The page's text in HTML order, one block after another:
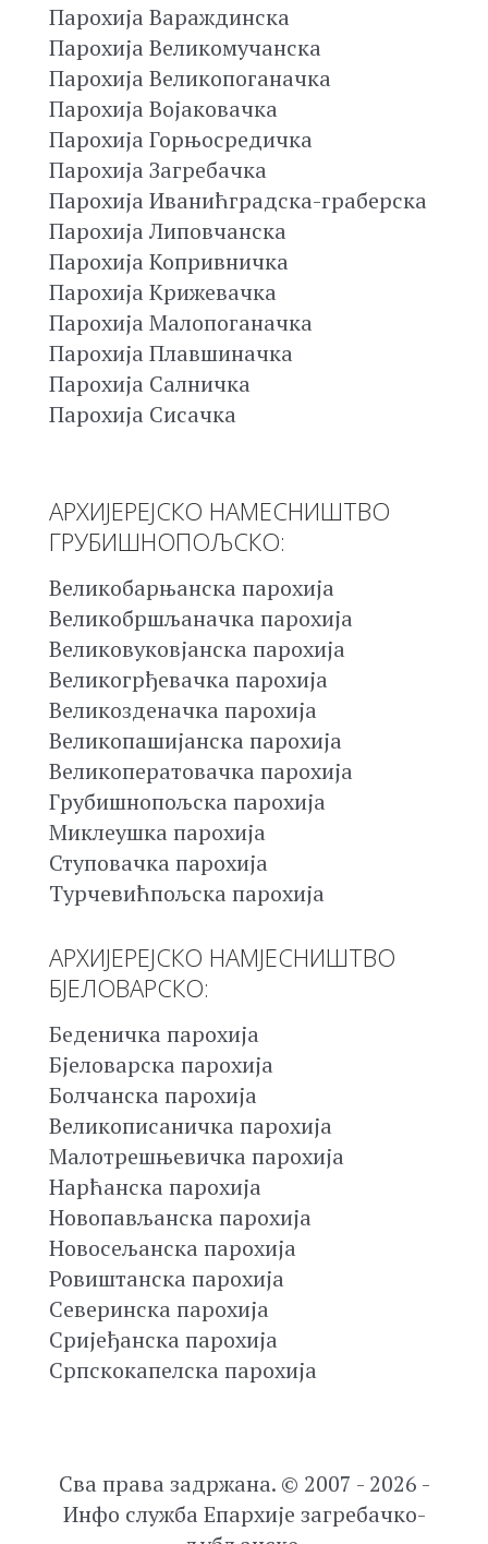
Парохија Вараждинска
Парохија Великомучанска
Парохија Великопоганачка
Парохија Војаковачка
Парохија Горњосредичка
Парохија Загребачка
Парохија Иванићградска-граберска
Парохија Липовчанска
Парохија Копривничка
Парохија Крижевачка
Парохија Малопоганачка
Парохија Плавшиначка
Парохија Салничка
Парохија Сисачка
АРХИЈЕРЕЈСКО НАМЕСНИШТВО
ГРУБИШНОПОЉСКО:
Великобарњанска парохија
Великобршљаначка парохија
Великовуковјанска парохија
Великогрђевачка парохија
Великозденачка парохија
Великопашијанска парохија
Великоператовачка парохија
Грубишнопољска парохија
Миклеушка парохија
Ступовачка парохија
Турчевићпољска парохија
АРХИЈЕРЕЈСКО НАМЈЕСНИШТВО
БЈЕЛОВАРСКО:
Беденичка парохија
Бјеловарска парохија
Болчанска парохија
Великописаничка парохија
Малотрешњевичка парохија
Нарћанска парохија
Новопављанска парохија
Новосељанска парохија
Ровиштанска парохија
Северинска парохија
Сријеђанска парохија
Српскокапелска парохија
Сва права задржана. © 2007 - 2026 -
Инфо служба Епархије загребачко-